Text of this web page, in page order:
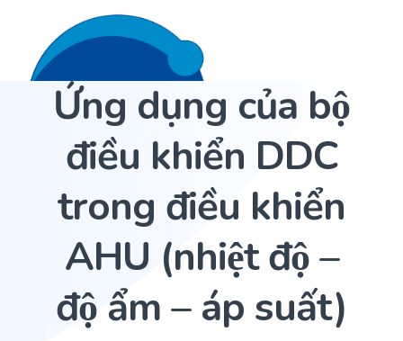
Trang Chủ
Giới thiệu
Dịch Vụ
Cảm biến ACI
Nhà phân phối cảm biến
Nhà sản xuất thiết bị điều khiển
Sản phẩm
Liên hệ 24/7
Ứng dụng của bộ
điều khiển DDC
trong điều khiển
AHU (nhiệt độ –
độ ẩm – áp suất)